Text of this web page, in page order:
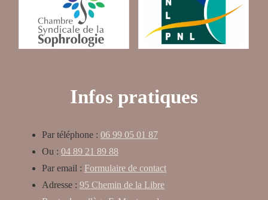
Infos pratiques
Par téléphone : 06 99 05 01 87
Ou : 04 89 21 89 88
Par email : Formulaire de contact
Adresse : 95 Chemin de la Libre